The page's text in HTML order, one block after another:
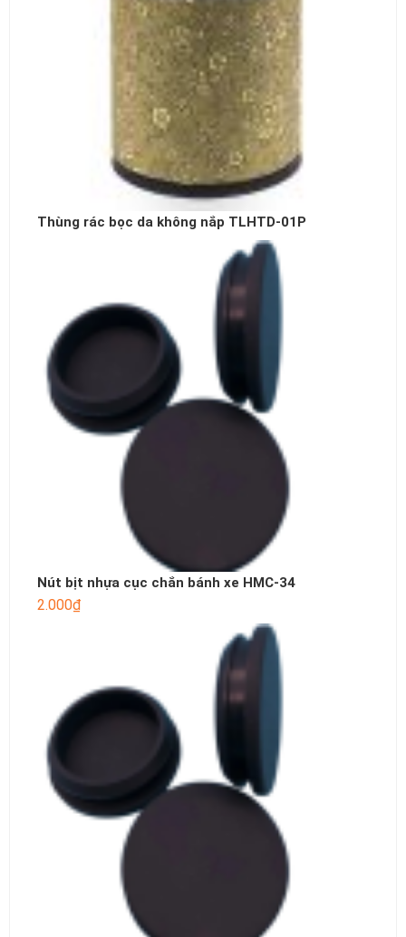
Thùng rác bọc da không nắp TLHTD-01P
Nút bịt nhựa cục chắn bánh xe HMC-34
2.000₫